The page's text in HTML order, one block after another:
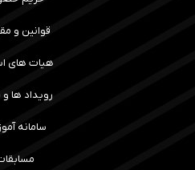
قوانین و
هیات های
رویداد ها و
سامانه